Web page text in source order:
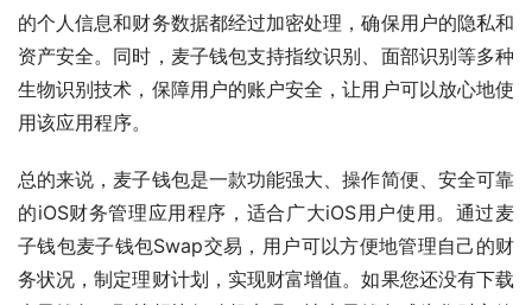
的个人信息和财务数据都经过加密处理，确保用户的隐私和
资产安全。同时，麦子钱包支持指纹识别、面部识别等多种
生物识别技术，保障用户的账户安全，让用户可以放心地使
用该应用程序。
总的来说，麦子钱包是一款功能强大、操作简便、安全可靠
的iOS财务管理应用程序，适合广大iOS用户使用。通过麦
子钱包麦子钱包Swap交易，用户可以方便地管理自己的财
务状况，制定理财计划，实现财富增值。如果您还没有下载